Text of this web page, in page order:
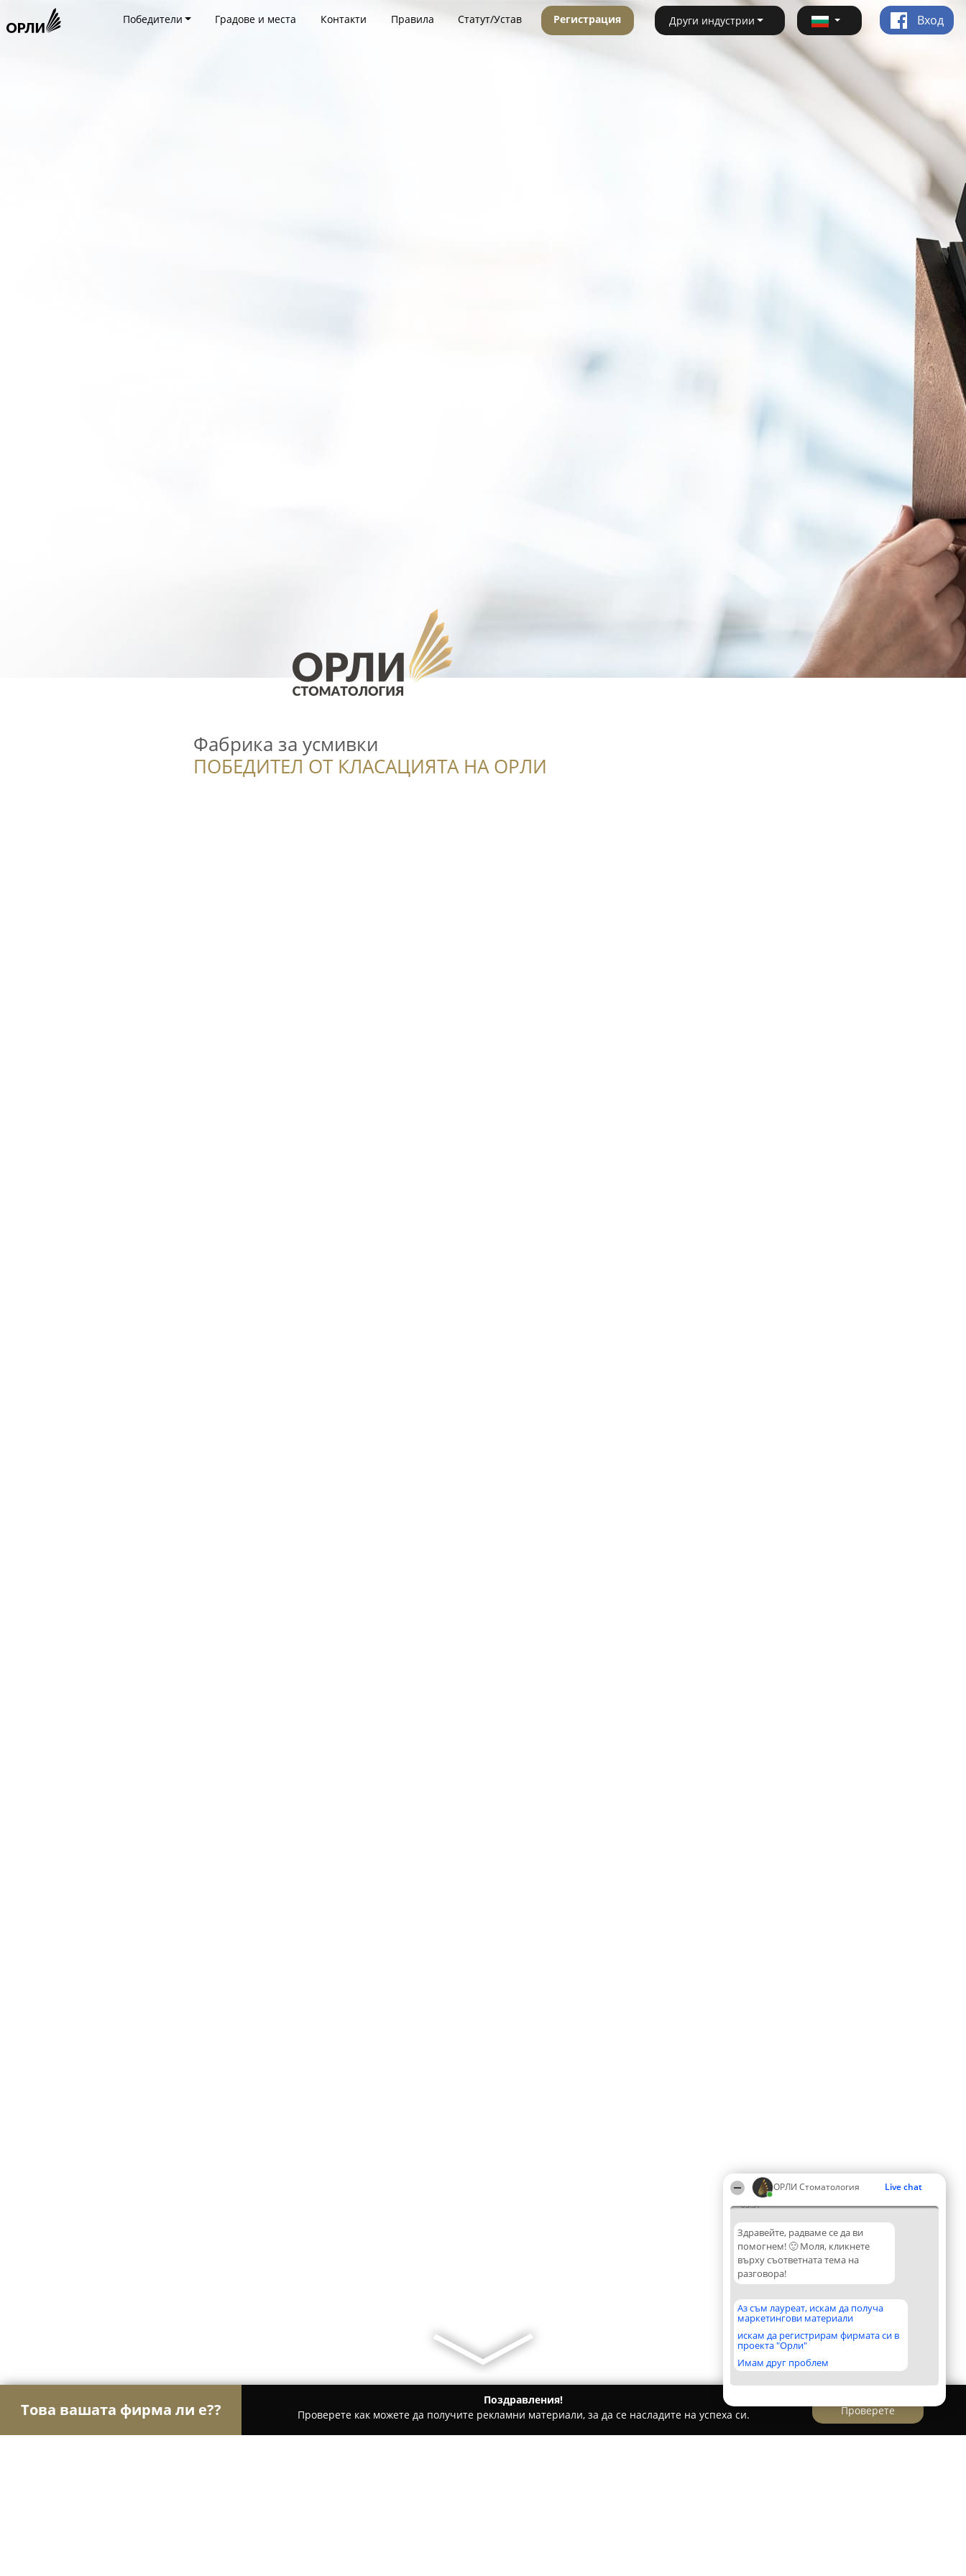
ОРЛИ Стоматология Live chat
05:31
Здравейте, радваме се да ви
помогнем! 🙂 Моля, кликнете
върху съответната тема на
разговора!
Аз съм лауреат, искам да получа
маркетингови материали
искам да регистрирам фирмата си в
проекта "Орли"
Имам друг проблем
Победители Градове и места Контакти Правила Статут/Устав Регистрация Други индустрии Вход
Фабрика за усмивки
ПОБЕДИТЕЛ ОТ КЛАСАЦИЯТА НА ОРЛИ
Това вашата фирма ли е??
Поздравления!
Проверете как можете да получите рекламни материали, за да се насладите на успеха си.
Проверете